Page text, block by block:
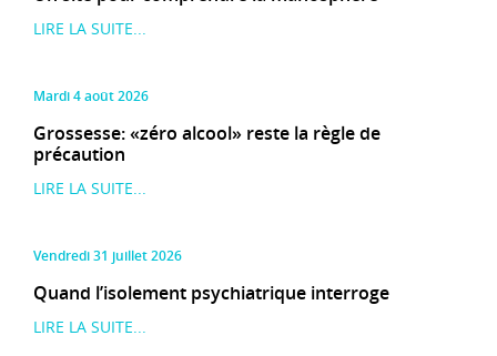
LIRE LA SUITE...
mardi 4 août 2026
Grossesse: «zéro alcool» reste la règle de
précaution
LIRE LA SUITE...
vendredi 31 juillet 2026
Quand l’isolement psychiatrique interroge
LIRE LA SUITE...